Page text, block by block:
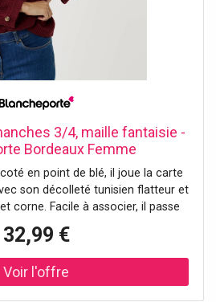
3/4, maille fantaisie -
Bordeaux Femme
en point de blé, il joue la carte
son décolleté tunisien flatteur et
corne. Facile à associer, il passe
jupe élégante en un clin d’œil. Un
l’année ! Taille• Longueur 62 cm
Maille fantaisie 100%
Maille en point de blé• Col tunisien
32,99 €